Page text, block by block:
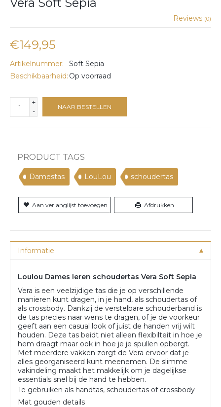
Reviews (0)
€149,95
Artikelnummer:
Soft Sepia
Beschikbaarheid: Op voorraad
+
-
NAAR BESTELLEN
PRODUCT TAGS
Damestas LouLou schoudertas
Aan verlanglijst toevoegen Afdrukken
Informatie
Loulou Dames leren schoudertas Vera Soft Sepia
Vera is een veelzijdige tas die je op verschillende
manieren kunt dragen, in je hand, als schoudertas of
als crossbody. Dankzij de verstelbare schouderband is
de tas precies naar wens te dragen, of je de voorkeur
geeft aan een casual look of juist de handen vrij wilt
houden. Deze tas beidt niet alleen flexibilteit in hoe je
hem draagt maar ook in hoe je je spullen opbergt.
Met meerdere vakken zorgt de Vera ervoor dat je
alles georganiseerd kunt meenemen. De slimme
vakindeling maakt het makkelijk om je dagelijkse
essentials snel bij de hand te hebben.
Te gebruiken als handtas, schoudertas of crossbody
Mat gouden details